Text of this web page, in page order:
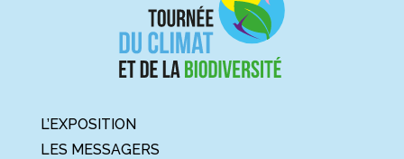
L’EXPOSITION
LES MESSAGERS